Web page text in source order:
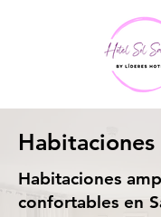
Habitaciones
Habitaciones
confortables en